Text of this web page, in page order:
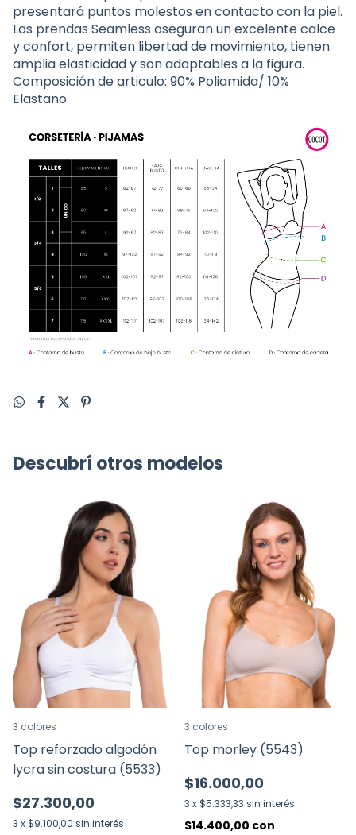
presentará puntos molestos en contacto con la piel.
Las prendas Seamless aseguran un excelente calce
y confort, permiten libertad de movimiento, tienen
amplia elasticidad y son adaptables a la figura.
Composición de articulo: 90% Poliamida/ 10%
Elastano.
Descubrí otros modelos
Top reforzado algodón
lycra sin costura (5533)
$27.300,00
3 x $9.100,00 sin interés
3 colores
Top morley (5543)
$16.000,00
3 x $5.333,33 sin interés
$14.400,00 con
3 colores